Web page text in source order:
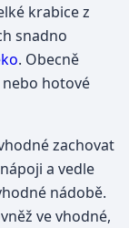
krabice z
snadno
. Obecně
hotové
zachovat
a vedle
nádobě.
ve vhodné,